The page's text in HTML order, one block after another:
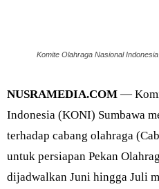
Komite Olahraga Nasional
NUSRAMEDIA.COM —
Indonesia (KONI) Sumbawa
terhadap cabang olahraga
untuk persiapan Pekan
dijadwalkan Juni hingga Juli